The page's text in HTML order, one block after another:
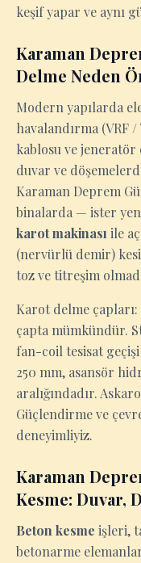
keşif yapar ve aynı
Karaman
Delme Neden
Modern yapılarda
havalandırma (VRF
kablosu ve
duvar ve
Karaman Deprem
binalarda — ister
karot makinası ile
(nervürlü demir)
toz ve titreşim
Karot delme çapları:
çapta mümkündür.
fan-coil tesisat
250 mm, asansör
aralığındadır.
Güçlendirme ve
deneyimliyiz.
Karaman
Kesme: Duvar,
Beton kesme işleri,
betonarme